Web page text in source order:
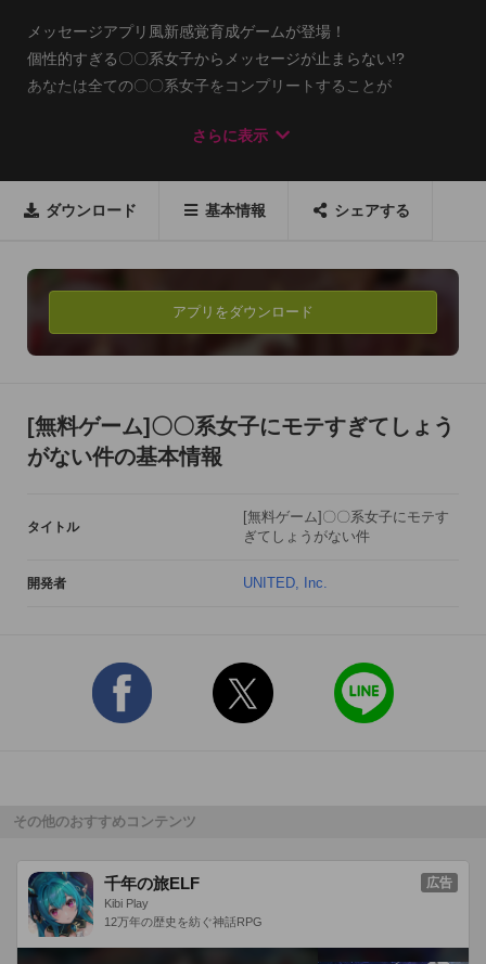
メッセージアプリ風新感覚育成ゲームが登場！
個性的すぎる〇〇系女子からメッセージが止まらない!?
あなたは全ての〇〇系女子をコンプリートすることが
・女の子から届いたメッセージをタップすると、「ルビー」を
・ルビーを集めると、「アイテム」ページから様々なアイテム
を購入することができます。
・アイテムを購入していくことで、あなたの「ランク」がアッ
プします。
になります。
―――――――――――――――――――――――
マイペースだけど寂しがりやな「猫系女子」
ストレスで瀕死状態「マンボウ系女子」!?
さらに！女の子のメッセージをコンプリートすると
さらに表示
ダウンロード 基本情報 シェアする
アプリをダウンロード
[無料ゲーム]〇〇系女子にモテすぎてしょう
がない件の基本情報
タイトル
[無料ゲーム]〇〇系女子にモテす
ぎてしょうがない件
開発者 UNITED, Inc.
その他のおすすめコンテンツ
千年の旅ELF
Kibi Play
12万年の歴史を紡ぐ神話RPG
広告